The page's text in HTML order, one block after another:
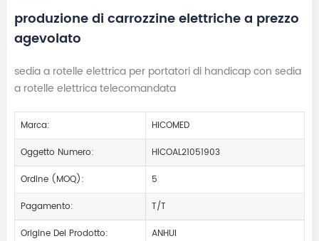
produzione di carrozzine elettriche a prezzo
agevolato
sedia a rotelle elettrica per portatori di handicap con sedia
a rotelle elettrica telecomandata
Marca:
HICOMED
Oggetto Numero:
HICOAL21051903
Ordine (MOQ):
5
Pagamento:
T/T
Origine Del Prodotto:
ANHUI